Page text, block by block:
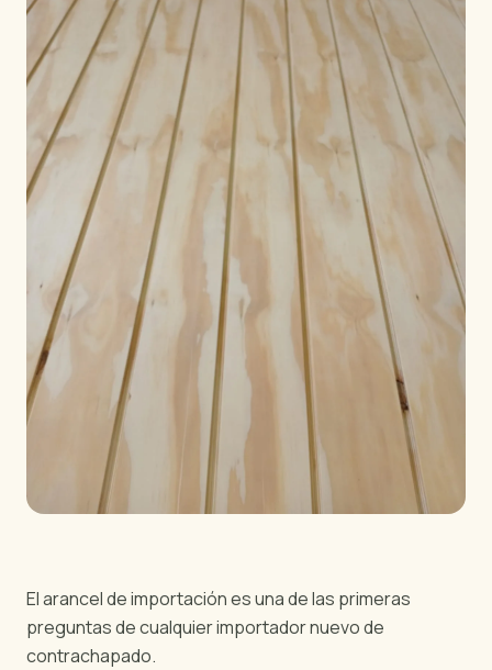
POR REGIÓN
🇺🇸
Estados Unidos
Unión Europea
🇬🇧Reino Unido
🇨🇦Canadá
🇦🇪
Oriente Medio
Australia
Polonia
Herramientas
Calculadora Carga Contrachapado
Comparar grados
El arancel de importación es una de las primeras
preguntas de cualquier importador nuevo de
contrachapado.